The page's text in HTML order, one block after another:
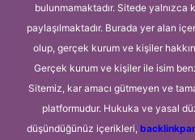
bulunmamaktadır. Sitede yalnızca
paylaşılmaktadır. Burada yer alan
olup, gerçek kurum ve kişiler
Gerçek kurum ve kişiler ile isim
Sitemiz, kar amacı gütmeyen ve
platformudur. Hukuka ve yasal
düşündüğünüz içerikleri,